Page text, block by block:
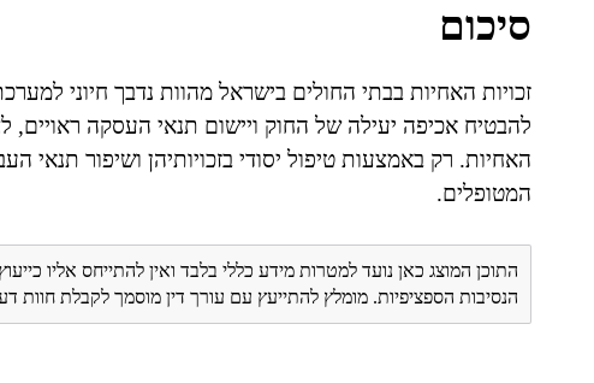
סיכום
זכויות האחיות בבתי החולים בישראל מהוות נדבך חיוני
להבטיח אכיפה יעילה של החוק ויישום תנאי העסקה
האחיות. רק באמצעות טיפול יסודי בזכויותיהן ושיפור תנאי
המטופלים.
התוכן המוצג כאן נועד למטרות מידע כללי בלבד ואין להתייחס אליו
הנסיבות הספציפיות. מומלץ להתייעץ עם עורך דין מוסמך לקבלת